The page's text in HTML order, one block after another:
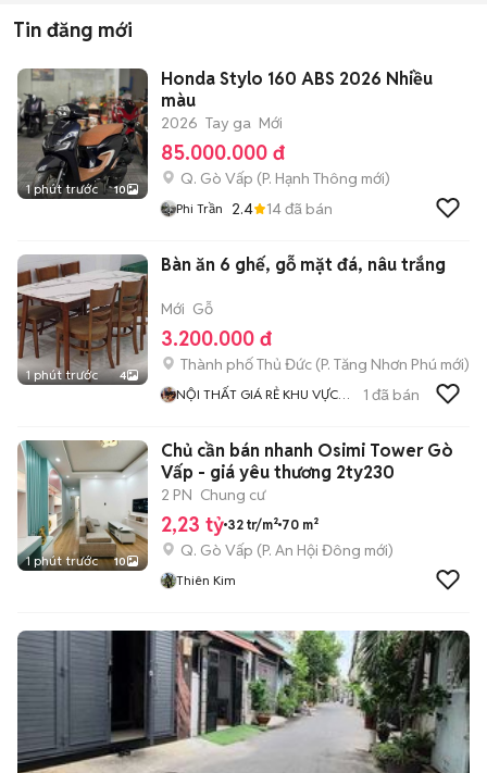
Tin đăng mới
1 phút trước 10
Honda Stylo 160 ABS 2026 Nhiều
màu
2026 Tay ga Mới
85.000.000 đ
Q. Gò Vấp (P. Hạnh Thông mới)
Phi Trần 2.4 14đã bán
1 phút trước 4
Bàn ăn 6 ghế, gỗ mặt đá, nâu trắng
Mới Gỗ
3.200.000 đ
Thành phố Thủ Đức (P. Tăng Nhơn Phú mới)
NỘI THẤT GIÁ RẺ KHU VỰC
1 đã bán
1 phút trước 10
Chủ cần bán nhanh Osimi Tower Gò
Vấp - giá yêu thương 2ty230
2 PN Chung cư
2,23 tỷ 32 tr/m² 70 m²
Q. Gò Vấp (P. An Hội Đông mới)
Thiên Kim